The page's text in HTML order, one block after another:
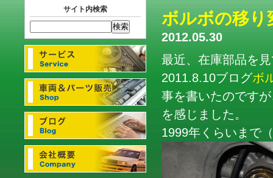
サイト内検索 ボルボの移
2012.05.30
最近、在庫部品を
2011.8.10ブログボ
事を書いたのです
を感じました。
1999年くらいまで